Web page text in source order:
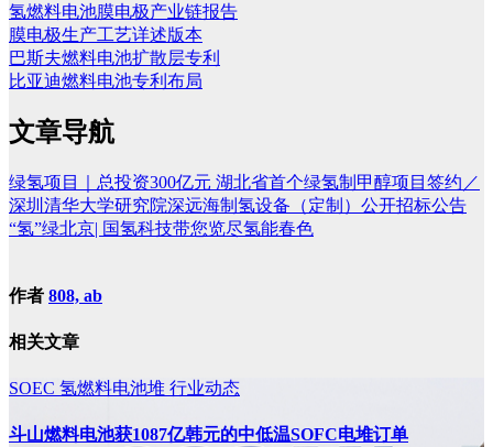
氢燃料电池膜电极产业链报告
膜电极生产工艺详述版本
巴斯夫燃料电池扩散层专利
比亚迪燃料电池专利布局
文章导航
绿氢项目｜总投资300亿元 湖北省首个绿氢制甲醇项目签约／
深圳清华大学研究院深远海制氢设备（定制）公开招标公告
“氢”绿北京| 国氢科技带您览尽氢能春色
作者 808, ab
相关文章
SOEC 氢燃料电池堆 行业动态
斗山燃料电池获1087亿韩元的中低温SOFC电堆订单